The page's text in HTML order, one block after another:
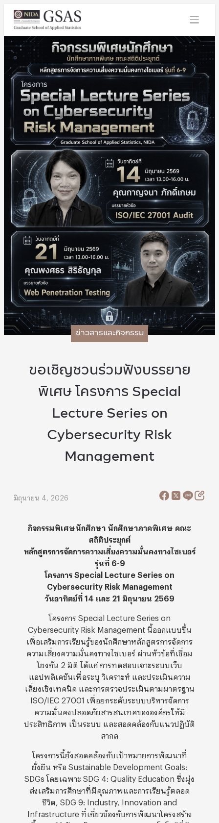
ข่าวสารและกิจกรรม
ขอเชิญชวนร่วมฟังบรรยาย
พิเศษ โครงการ Special
Lecture Series on
Cybersecurity Risk
Management
มิถุนายน 4, 2026
กิจกรรมพิเศษนักศึกษา นักศึกษาภาคพิเศษ คณะ
สถิติประยุกต์
หลักสูตรการจัดการความเสี่ยงความมั่นคงทางไซเบอร์
รุ่นที่ 6-9
โครงการ Special Lecture Series on
Cybersecurity Risk Management
วันอาทิตย์ที่ 14 และ 21 มิถุนายน 2569
โครงการ Special Lecture Series on
Cybersecurity Risk Management นี้ออกแบบขึ้น
เพื่อเสริมการเรียนรู้ของนักศึกษาหลักสูตรการจัดการ
ความเสี่ยงความมั่นคงทางไซเบอร์ ผ่านหัวข้อที่เชื่อม
โยงกัน 2 มิติ ได้แก่ การทดสอบเจาะระบบเว็บ
แอปพลิเคชันเพื่อระบุ วิเคราะห์ และประเมินความ
เสี่ยงเชิงเทคนิค และการตรวจประเมินตามมาตรฐาน
ISO/IEC 27001 เพื่อยกระดับระบบบริหารจัดการ
ความมั่นคงปลอดภัยสารสนเทศขององค์กรให้มี
ประสิทธิภาพ เป็นระบบ และสอดคล้องกับแนวปฏิบัติ
สากล
โครงการนี้ยังสอดคล้องกับเป้าหมายการพัฒนาที่
ยั่งยืน หรือ Sustainable Development Goals:
SDGs โดยเฉพาะ SDG 4: Quality Education ซึ่งมุ่ง
ส่งเสริมการศึกษาที่มีคุณภาพและการเรียนรู้ตลอด
ชีวิต, SDG 9: Industry, Innovation and
Infrastructure ที่เกี่ยวข้องกับการพัฒนาโครงสร้าง